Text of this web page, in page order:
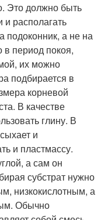
Это должно быть
располагать
подоконник, а не на
в период покоя,
их можно
подбирается в
корневой
В качестве
глину. В
и
и пластмассу.
а сам он
субстрат нужно
низкокислотным, а
Обычно